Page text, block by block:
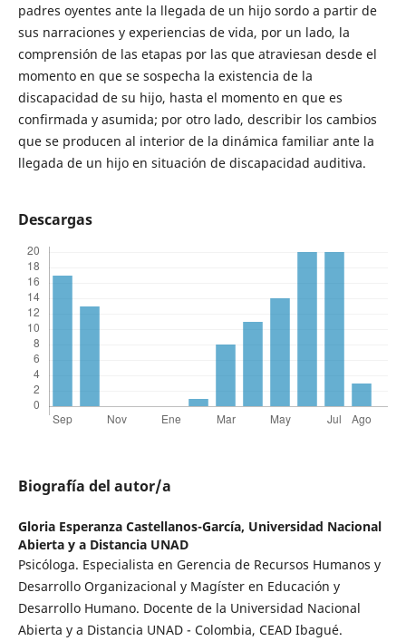
padres oyentes ante la llegada de un hijo sordo a partir de
sus narraciones y experiencias de vida, por un lado, la
comprensión de las etapas por las que atraviesan desde el
momento en que se sospecha la existencia de la
discapacidad de su hijo, hasta el momento en que es
confirmada y asumida; por otro lado, describir los cambios
que se producen al interior de la dinámica familiar ante la
llegada de un hijo en situación de discapacidad auditiva.
Descargas
Biografía del autor/a
Gloria Esperanza Castellanos-García, Universidad Nacional
Abierta y a Distancia UNAD
Psicóloga. Especialista en Gerencia de Recursos Humanos y
Desarrollo Organizacional y Magíster en Educación y
Desarrollo Humano. Docente de la Universidad Nacional
Abierta y a Distancia UNAD - Colombia, CEAD Ibagué.